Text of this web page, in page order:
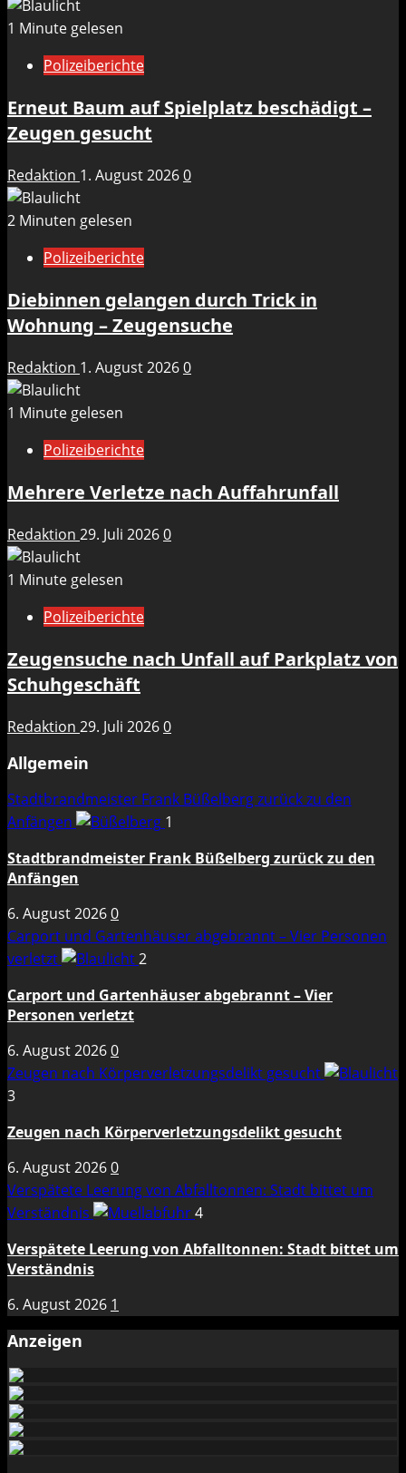
1 Minute gelesen
Polizeiberichte
Erneut Baum auf Spielplatz beschädigt –
Zeugen gesucht
Redaktion 1. August 20260
2 Minuten gelesen
Polizeiberichte
Diebinnen gelangen durch Trick in
Wohnung – Zeugensuche
Redaktion 1. August 20260
1 Minute gelesen
Polizeiberichte
Mehrere Verletze nach Auffahrunfall
Redaktion 29. Juli 20260
1 Minute gelesen
Polizeiberichte
Zeugensuche nach Unfall auf Parkplatz von
Schuhgeschäft
Redaktion 29. Juli 20260
Allgemein
Stadtbrandmeister Frank Büßelberg zurück zu den
Anfängen
1
Stadtbrandmeister Frank Büßelberg zurück zu den
Anfängen
6. August 20260
Carport und Gartenhäuser abgebrannt – Vier Personen
verletzt
2
Carport und Gartenhäuser abgebrannt – Vier
Personen verletzt
6. August 20260
Zeugen nach Körperverletzungsdelikt gesucht
3
Zeugen nach Körperverletzungsdelikt gesucht
6. August 20260
Verspätete Leerung von Abfalltonnen: Stadt bittet um
Verständnis
4
Verspätete Leerung von Abfalltonnen: Stadt bittet um
Verständnis
6. August 2026 1
Anzeigen